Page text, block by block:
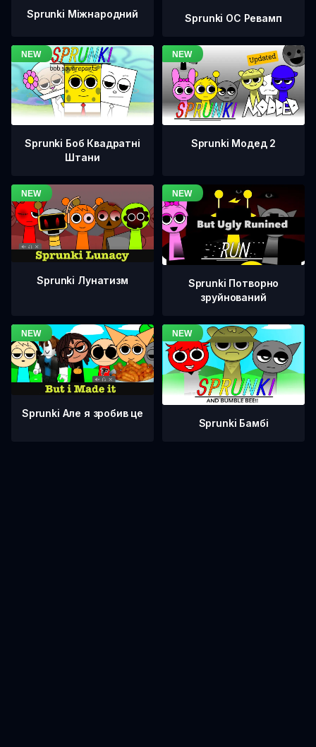
Sprunki Міжнародний Sprunki OC Ревамп
Sprunki Боб Квадратні
Штани
Sprunki Модед 2
Sprunki Лунатизм
Sprunki Потворно
зруйнований
Sprunki Але я зробив це
Sprunki Бамбі